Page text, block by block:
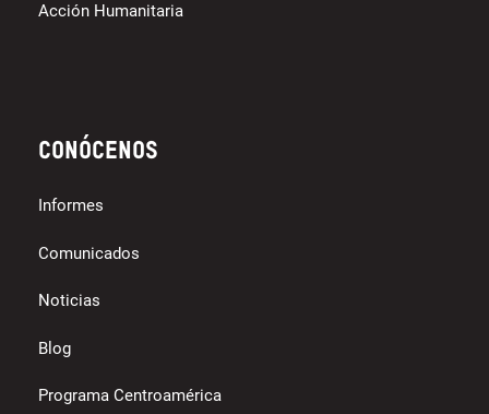
Acción Humanitaria
Conócenos
Informes
Comunicados
Noticias
Blog
Programa Centroamérica